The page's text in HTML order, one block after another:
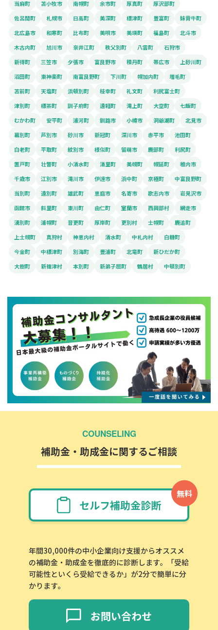
当麻町
苫小牧市 南幌町 余市町 厚真町
厚沢部町
佐呂間町
札幌市 日高町 美深町 標津町 豊富町
妹背牛町
北広島市
和寒町 比布町 美唄市 美瑛町 福島町
北斗市
木古内町
旭川市 奈井江町 秩父別町 八雲町
石狩市
新得町
三笠市 夕張市 富良野市 積丹町 帯広市
上砂川町
沼田町
東神楽町 南富良野町 下川町 幌加内町
増毛町
苫前町
天塩町 浜頓別町 枝幸町 礼文町
利尻富士町
津別町
標茶町 訓子府町 遠軽町 滝上町 大空町
七飯町
むかわ町
安平町 浦河町 釧路市 小樽市 洞爺湖町
北見市
幕別町
芦別市 砂川市 新冠町 深川市 赤平市
池田町
白老町
平取町 紋別市 様似町 留萌市 鹿部町
利尻町
置戸町
壮瞥町 小清水町 清里町 美幌町 幌延町
稚内市
千歳市
江別市 滝川市 伊達市 浜中町 京極町
中富良野町
当別町
遠別町 雄武町 恵庭市 名寄市 歌志内市
岩見沢市
函館市
斜里町 東川町 由仁町 室蘭市 西興部村
網走市
湧別町
浦幌町 音更町 厚岸町 更別村 士幌町
鹿追町
上士幌町
真狩村 神恵内村 清水町 中札内村
白糠町
今金町
中標津町 別海町 豊浦町 北竜町
新ひだか町
大樹町
新篠津村 本別町 新弟子屈町 鶴居村 中頓別町
COUNSELING
補助金・助成金に関するご相談
無料
セルフ補助金診断
年間30,000件の中小企業向け支援からオススメ
の補助金・助成金を徹底的に診断します。「受給
可能性といくら受給できるか」が2分で簡単に分
かります。
お問い合わせ